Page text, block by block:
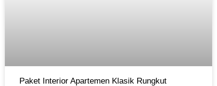
Paket Interior Apartemen Klasik Rungkut